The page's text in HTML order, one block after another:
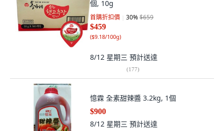
個, 10g
首購折扣價 30%$659
$459
($9.18/100g)
8/12 星期三 預計送達
(177)
憶霖 全素甜辣醬 3.2kg, 1個
$900
8/12 星期三 預計送達